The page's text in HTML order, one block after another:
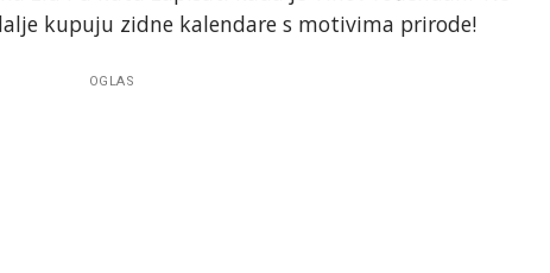
kupuju zidne kalendare s motivima prirode!
OGLAS